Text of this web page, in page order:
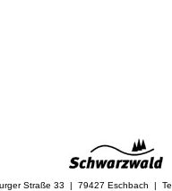
Straße 33 | 79427 Eschbach |